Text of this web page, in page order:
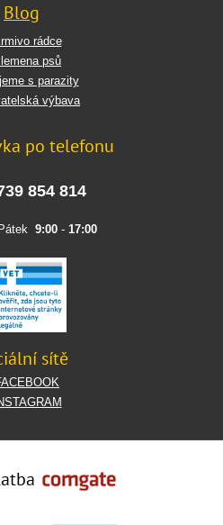
Blog
rádce
psů
s parazity
výbava
po telefonu
854 814
9:00- 17:00
sítě